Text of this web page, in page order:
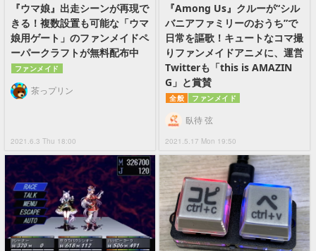
『ウマ娘』出走シーンが再現で
きる！複数設置も可能な「ウマ
娘用ゲート」のファンメイドペ
ーパークラフトが無料配布中
ファンメイド
2021.6.3 Thu 18:00
茶っプリン
『Among Us』クルーが“シル
バニアファミリーのおうち”で
日常を謳歌！キュートなコマ撮
りファンメイドアニメに、運営
Twitterも「this is AMAZIN
G」と賞賛
全般 ファンメイド
2021.5.17 Mon 19:50
臥待 弦